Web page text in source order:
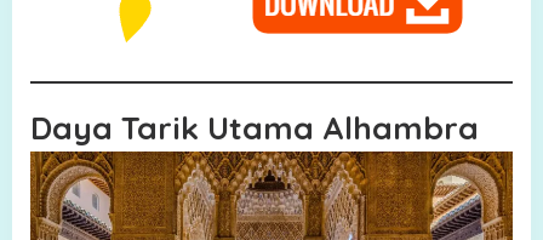
Daya Tarik Utama Alhambra